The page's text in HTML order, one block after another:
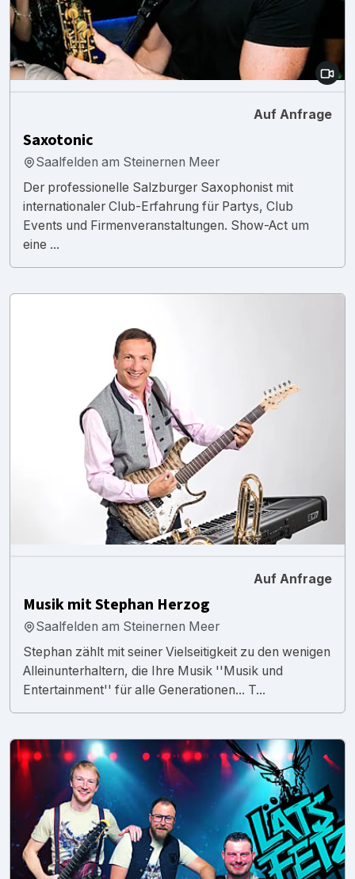
Auf Anfrage
Saxotonic
Saalfelden am Steinernen Meer
Der professionelle Salzburger Saxophonist mit
internationaler Club-Erfahrung für Partys, Club
Events und Firmenveranstaltungen. Show-Act um
eine ...
Auf Anfrage
Musik mit Stephan Herzog
Saalfelden am Steinernen Meer
Stephan zählt mit seiner Vielseitigkeit zu den wenigen
Alleinunterhaltern, die Ihre Musik ''Musik und
Entertainment'' für alle Generationen... T...